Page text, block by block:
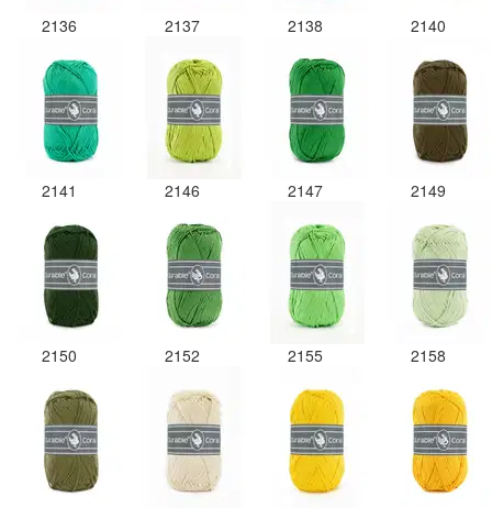
2136 2137 2138 2140
2141 2146 2147 2149
2150 2152 2155 2158